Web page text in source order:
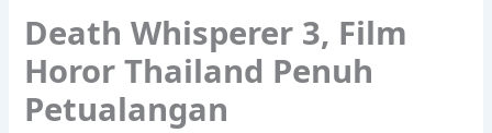
Death Whisperer 3, Film
Horor Thailand Penuh
Petualangan